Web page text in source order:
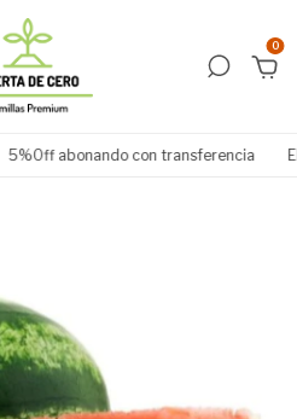
0
5%Off abonando con transferencia